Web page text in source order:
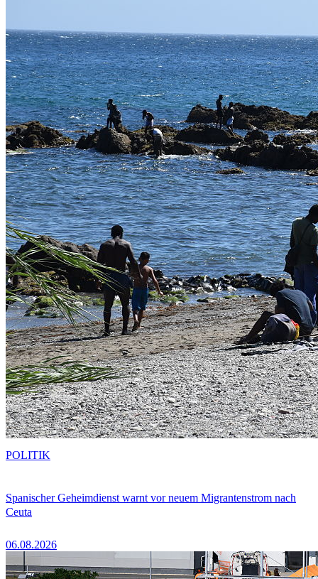
Spanischer Geheimdienst warnt vor neuem Migrantenstrom nach
Ceuta
06.08.2026
POLITIK